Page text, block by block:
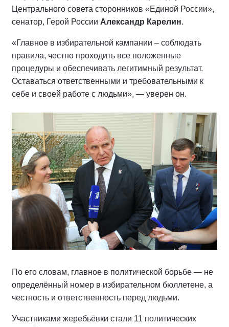
Центрального совета сторонников «Единой России»,
сенатор, Герой России Александр Карелин.
«Главное в избирательной кампании – соблюдать
правила, честно проходить все положенные
процедуры и обеспечивать легитимный результат.
Оставаться ответственными и требовательными к
себе и своей работе с людьми», — уверен он.
По его словам, главное в политической борьбе — не
определённый номер в избирательном бюллетене, а
честность и ответственность перед людьми.
Участниками жеребьёвки стали 11 политических